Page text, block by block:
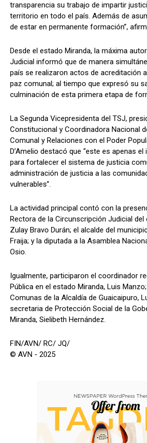
transparencia su trabajo de impartir
territorio en todo el país. Además de
de estar en permanente formación”,
Desde el estado Miranda, la máxima
Judicial informó que de manera
país se realizaron actos de acreditación
paz comunal; al tiempo que expresó su
culminación de esta primera etapa de
La Segunda Vicepresidenta del TSJ,
Constitucional y Coordinadora Nacional
Comunal y Relaciones con el Poder
D’Amelio destacó que “este es apenas
para fortalecer el sistema de justicia
administración de justicia a las
vulnerables”.
La actividad principal contó con la
Rectora de la Circunscripción Judicial del
Zulay Bravo Durán; el alcalde del
Fraija; y la diputada a la Asamblea
Osio.
Igualmente, participaron el coordinador
Pública en el estado Miranda, Luis
Comunas de la Alcaldía de Guaicaipuro,
secretaria de Protección Social de la
Miranda, Sielibeth Hernández.
FIN/AVN/ RC/ JQ/
© AVN - 2025